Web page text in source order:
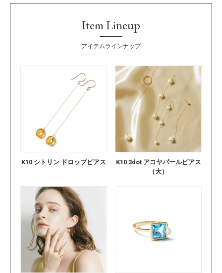
Item Lineup
アイテムラインナップ
K10 シトリン ドロップピアス
K10 3dot アコヤパールピアス
（大）